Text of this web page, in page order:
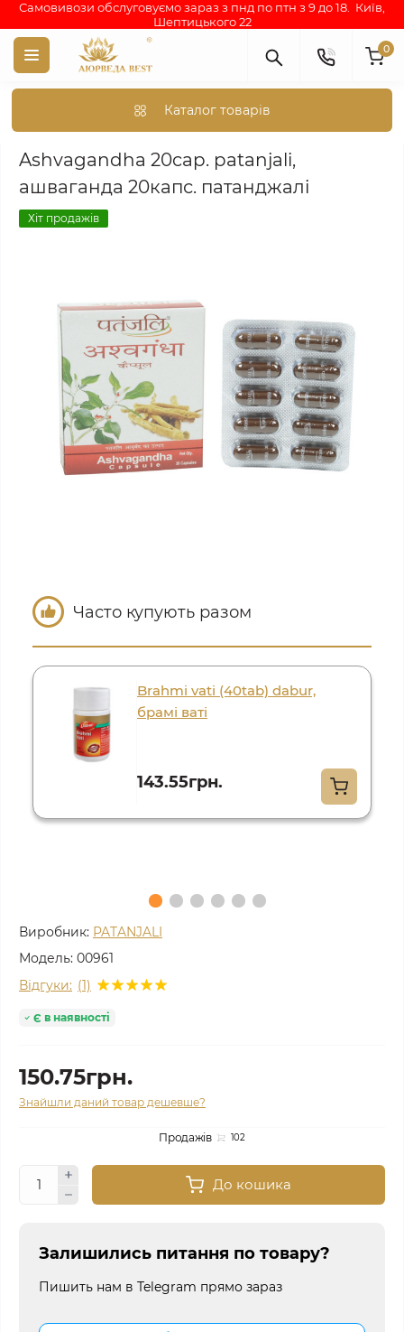
Самовивози обслуговуємо зараз з пнд по птн з 9 до 18. Київ,
Шептицького 22
0
Каталог товарів
Аюрведа каталог індійських товарів АЮРВЕДИЧНІ
Ashvagandha 20cap. patanjali,
ашваганда 20капс. патанджалі
Хіт продажів
Часто купують разом
Brahmi vati (40tab) dabur,
брамі ваті
143.55грн.
Виробник: PATANJALI
Модель: 00961
Відгуки: (1)
Є в наявності
150.75грн.
Знайшли даний товар дешевше?
Продажів 102
До кошика
Залишились питання по товару?
Пишить нам в Telegram прямо зараз